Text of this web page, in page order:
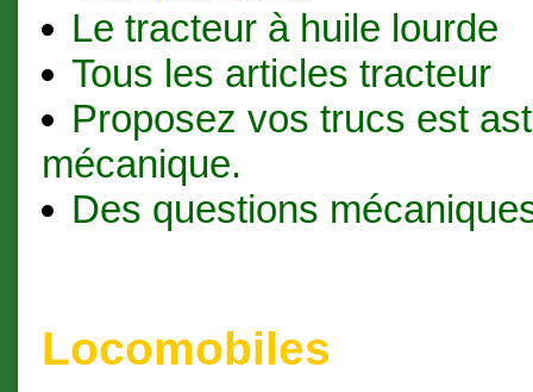
Le tracteur à huile lourde
Tous les articles tracteur
Proposez vos trucs est
mécanique.
Des questions
Locomobiles